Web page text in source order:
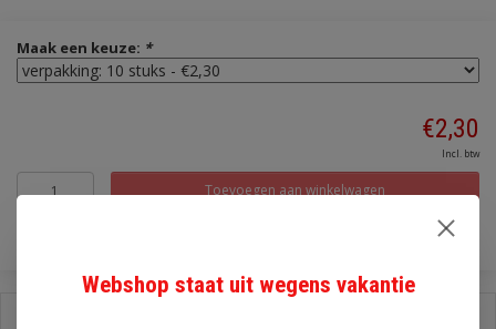
Maak een keuze: *
€2,30
Incl. btw
Toevoegen aan winkelwagen
Webshop staat uit wegens vakantie